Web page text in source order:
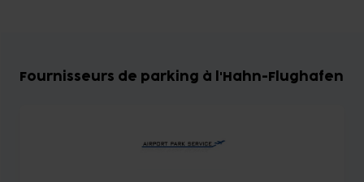
Fournisseurs de parking à l'Hahn-Flughafen